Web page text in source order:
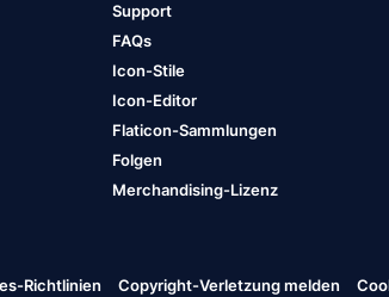
Support
FAQs
Icon-Stile
Icon-Editor
Flaticon-Sammlungen
Folgen
Merchandising-Lizenz
Richtlinien Copyright-Verletzung melden